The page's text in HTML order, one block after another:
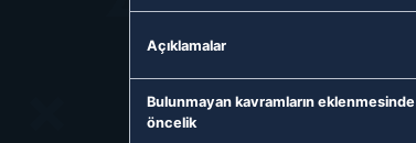
Açıklamalar
Bulunmayan kavramların eklenmesinde
öncelik